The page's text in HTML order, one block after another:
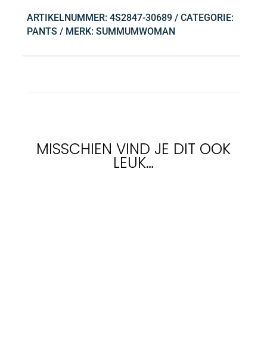
ARTIKELNUMMER: 4S2847-30689
CATEGORIE:
PANTS
MERK: SUMMUMWOMAN
MISSCHIEN VIND JE DIT OOK
LEUK…